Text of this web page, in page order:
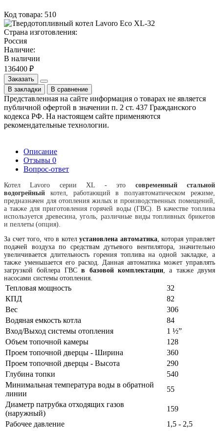
Код товара: 510
Страна изготовления:
Россия
Наличие:
В наличии
136400 ₽
Заказать
В закладки
В сравнение
Представленная на сайте информация о товарах не является
публичной офертой в значении п. 2 ст. 437 Гражданского
кодекса РФ. На настоящем сайте применяются
рекомендательные технологии.
Описание
Отзывы 0
Вопрос-ответ
Котел Lavoro серии XL - это современный стальной
водогрейный котел, работающий в полуавтоматическом режиме,
предназначен для отопления жилых и производственных помещений,
а также для приготовления горячей воды (ГВС). В качестве топлива
используется древесина, уголь, различные виды топливных брикетов
и пеллеты (опция).
За счет того, что в котелустановлена автоматика, которая управляет
подачей воздуха по средствам дутьевого вентилятора, значительно
увеличивается длительность горения топлива на одной закладке, а
также уменьшается его расход. Данная автоматика может управлять
загрузкой бойлера ГВСв базовой комплектации, а также двумя
насосами системы отопления.
Тепловая мощность
32
КПД
82
Вес
306
Водяная емкость котла
84
Вход/Выход системы отопления
1 ½”
Объем топочной камеры
128
Проем топочной дверцы - Ширина
360
Проем топочной дверцы - Высота
290
Глубина топки
540
Минимальная температура воды в обратной
линии
55
Диаметр патрубка отходящих газов
(наружный)
159
Рабочее давление
1,5 - 2,5